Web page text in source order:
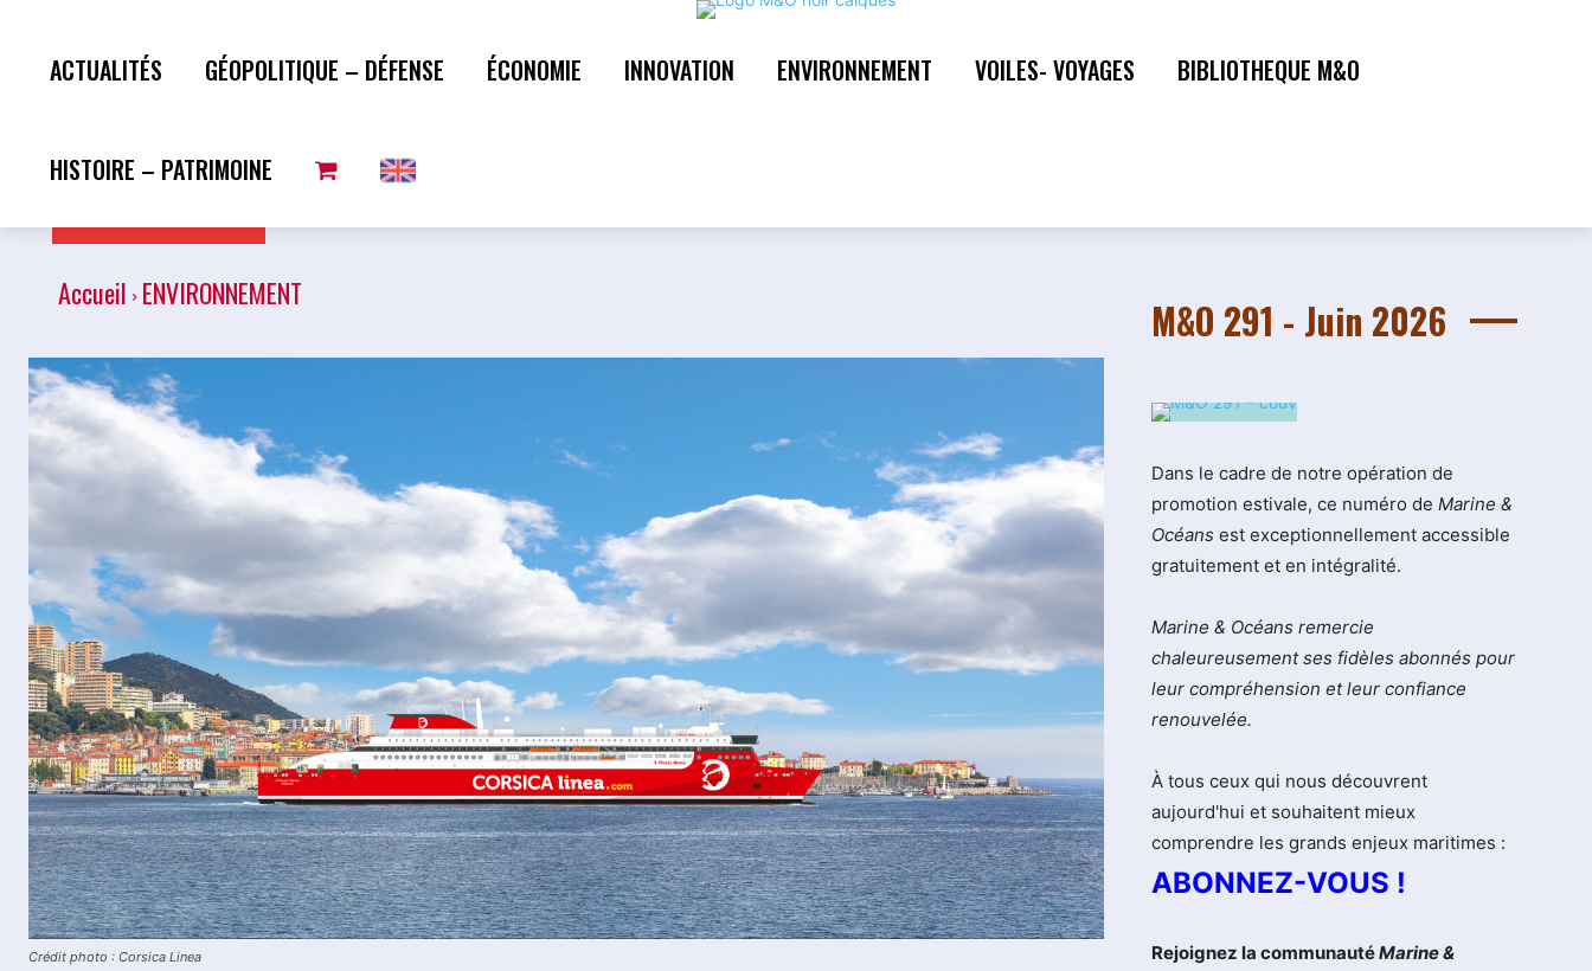
ACTUALITÉS GÉOPOLITIQUE – DÉFENSE ÉCONOMIE INNOVATION ENVIRONNEMENT VOILES- VOYAGES BIBLIOTHEQUE M&O
HISTOIRE – PATRIMOINE
Accueil ENVIRONNEMENT
Crédit photo : Corsica Linea
M&O 291 - Juin 2026
Dans le cadre de notre opération de
promotion estivale, ce numéro de Marine &
Océans est exceptionnellement accessible
gratuitement et en intégralité.
Marine & Océans remercie
chaleureusement ses fidèles abonnés pour
leur compréhension et leur confiance
renouvelée.
À tous ceux qui nous découvrent
aujourd'hui et souhaitent mieux
comprendre les grands enjeux maritimes :
ABONNEZ-VOUS !
Rejoignez la communautéMarine &